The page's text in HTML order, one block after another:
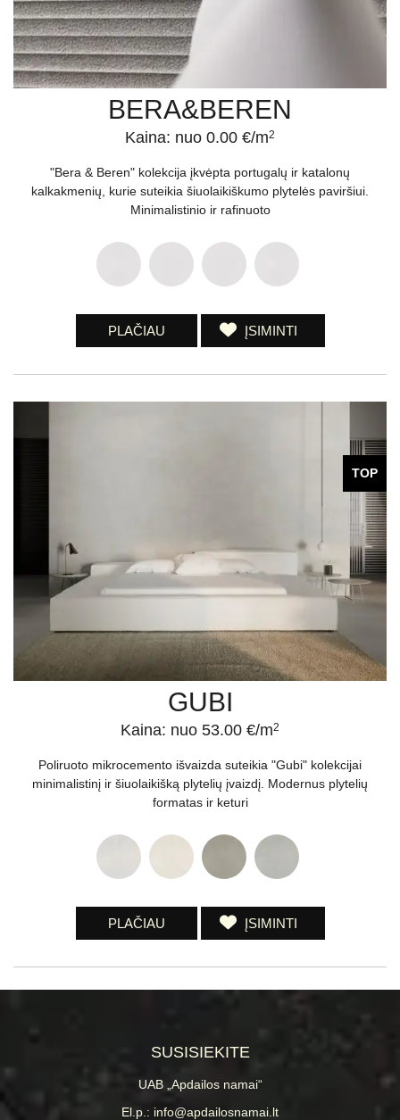
BERA&BEREN
Kaina: nuo 0.00 €/m2
"Bera & Beren" kolekcija įkvėpta portugalų ir katalonų
kalkakmenių, kurie suteikia šiuolaikiškumo plytelės paviršiui.
Minimalistinio ir rafinuoto
PLAČIAU ĮSIMINTI
TOP
GUBI
Kaina: nuo 53.00 €/m2
Poliruoto mikrocemento išvaizda suteikia "Gubi" kolekcijai
minimalistinį ir šiuolaikišką plytelių įvaizdį. Modernus plytelių
formatas ir keturi
PLAČIAU ĮSIMINTI
SUSISIEKITE
UAB „Apdailos namai“
El.p.: info@apdailosnamai.lt